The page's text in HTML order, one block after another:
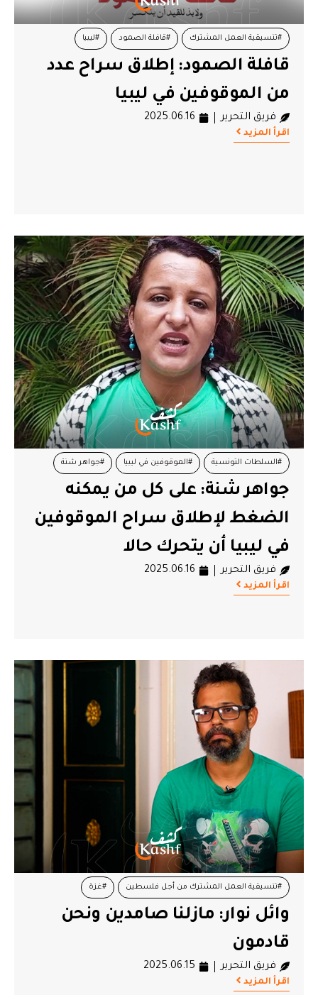
#تنسيقية العمل المشترك #قافلة الصمود #ليبيا
#موقوفين
قافلة الصمود: إطلاق سراح عدد
من الموقوفين في ليبيا
فريق التحرير 2025.06.16
اقرأ المزيد
#السلطات التونسية #الموقوفين في ليبيا #جواهر شنة
#قافلة الصمود
جواهر شنة: على كل من يمكنه
الضغط لإطلاق سراح الموقوفين
في ليبيا أن يتحرك حالا
فريق التحرير 2025.06.16
اقرأ المزيد
#تنسيقية العمل المشترك من أجل فلسطين #غزة
#قافلة الصمود #ليبيا طرابلس #وائل نوار
وائل نوار: مازلنا صامدين ونحن
قادمون
فريق التحرير 2025.06.15
اقرأ المزيد